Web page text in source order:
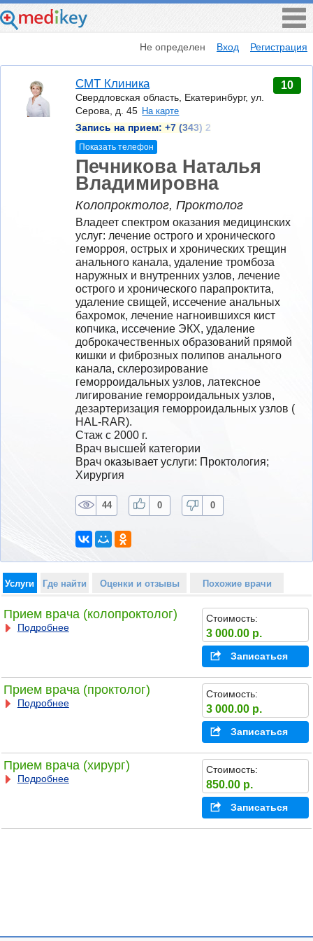
Не определен Вход Регистрация
СМТ Клиника
Свердловская область, Екатеринбург, ул.
Серова, д. 45 На карте
Запись на прием: +7 (343) 2
Показать телефон
10
Печникова Наталья
Владимировна
Колопроктолог, Проктолог
Владеет спектром оказания медицинских
услуг: лечение острого и хронического
геморроя, острых и хронических трещин
анального канала, удаление тромбоза
наружных и внутренних узлов, лечение
острого и хронического парапроктита,
удаление свищей, иссечение анальных
бахромок, лечение нагноившихся кист
копчика, иссечение ЭКХ, удаление
доброкачественных образований прямой
кишки и фиброзных полипов анального
канала, склерозирование
геморроидальных узлов, латексное
лигирование геморроидальных узлов,
дезартеризация геморроидальных узлов (
HAL-RAR).
Стаж с 2000 г.
Врач высшей категории
Врач оказывает услуги: Проктология;
Хирургия
44 0 0
Услуги Где найти Оценки и отзывы Похожие врачи
Прием врача (колопроктолог)
Подробнее
Стоимость:
3 000.00 р.
Записаться
Прием врача (проктолог)
Подробнее
Стоимость:
3 000.00 р.
Записаться
Прием врача (хирург)
Подробнее
Стоимость:
850.00 р.
Записаться